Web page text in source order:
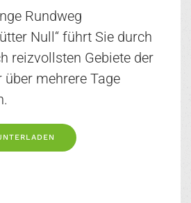
Rundweg
Null“ führt Sie durch
reizvollsten Gebiete der
über mehrere Tage